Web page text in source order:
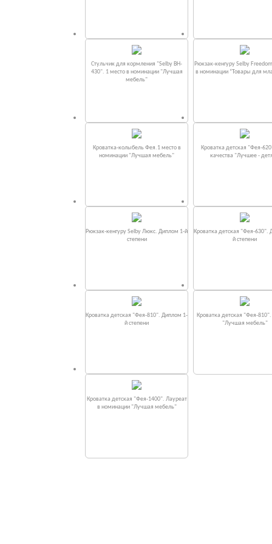
Стульчик для кормления "Selby BH-
430". 1 место в номинации "Лучшая
мебель"
Рюкзак-кенгуру Selby
в номинации “Товары для
Кроватка-колыбель Фея.1 место в
номинации "Лучшая мебель"
Кроватка детская "Фея-
качества "Лучшее -
Рюкзак-кенгуру Selby Люкс. Диплом 1-й
степени
Кроватка детская "Фея-630".
й степени
Кроватка детская "Фея-810". Диплом 1-
й степени
Кроватка детская "Фея-
"Лучшая мебель"
Кроватка детская "Фея-1400". Лауреат
в номинации "Лучшая мебель"